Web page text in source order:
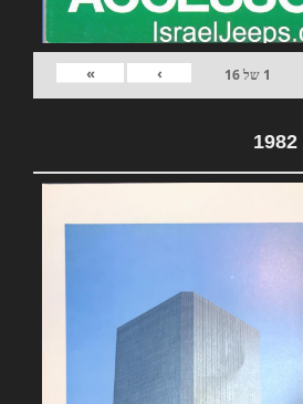
1 של16
›
»